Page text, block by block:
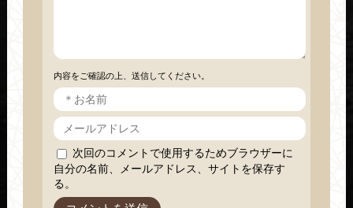
内容をご確認の上、送信してください。
次回のコメントで使用するためブラウザーに
自分の名前、メールアドレス、サイトを保存す
る。